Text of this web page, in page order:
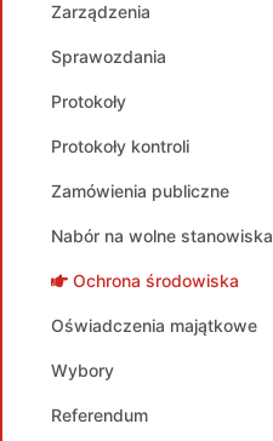
Zarządzenia
Sprawozdania
Protokoły
Protokoły kontroli
Zamówienia publiczne
Nabór na wolne stanowiska
Ochrona środowiska
Oświadczenia majątkowe
Wybory
Referendum